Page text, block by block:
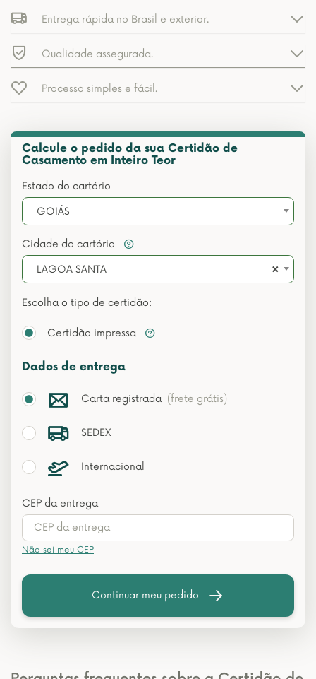
Entrega rápida no Brasil e exterior.
Qualidade assegurada.
Processo simples e fácil.
Calcule o pedido da sua Certidão de
Casamento em Inteiro Teor
Estado do cartório
GOIÁS
Cidade do cartório
×
LAGOA SANTA
Escolha o tipo de certidão:
Certidão impressa
Dados de entrega
Carta registrada (frete grátis)
SEDEX
Internacional
CEP da entrega
Não sei meu CEP
Continuar meu pedido